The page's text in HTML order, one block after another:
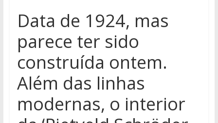
Data de 1924, mas
parece ter sido
construída ontem.
Além das linhas
modernas, o interior